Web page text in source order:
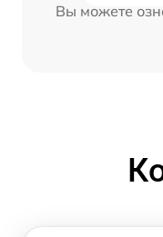
Вы можете